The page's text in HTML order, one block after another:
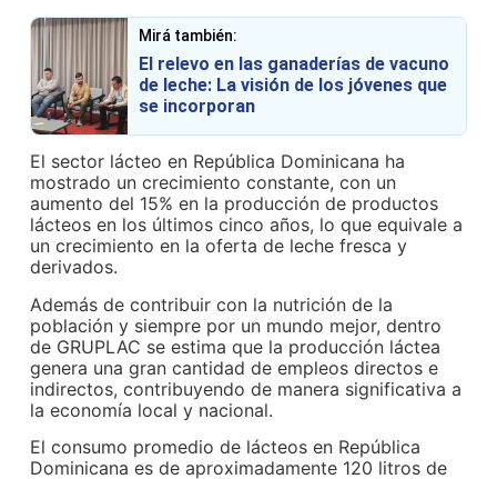
Mirá también:
El relevo en las ganaderías de vacuno
de leche: La visión de los jóvenes que
se incorporan
El sector lácteo en República Dominicana ha
mostrado un crecimiento constante, con un
aumento del 15% en la producción de productos
lácteos en los últimos cinco años, lo que equivale a
un crecimiento en la oferta de leche fresca y
derivados.
Además de contribuir con la nutrición de la
población y siempre por un mundo mejor, dentro
de GRUPLAC se estima que la producción láctea
genera una gran cantidad de empleos directos e
indirectos, contribuyendo de manera significativa a
la economía local y nacional.
El consumo promedio de lácteos en República
Dominicana es de aproximadamente 120 litros de